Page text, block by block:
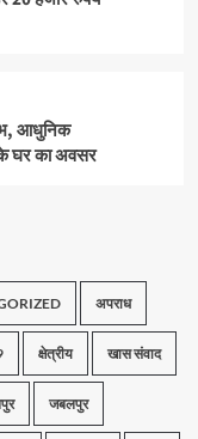
आधुनिक
घर का अवसर
अपराध
क्षेत्रीय खास संवाद
जबलपुर